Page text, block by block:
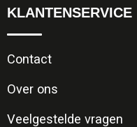
KLANTENSERVICE
Contact
Over ons
Veelgestelde vragen